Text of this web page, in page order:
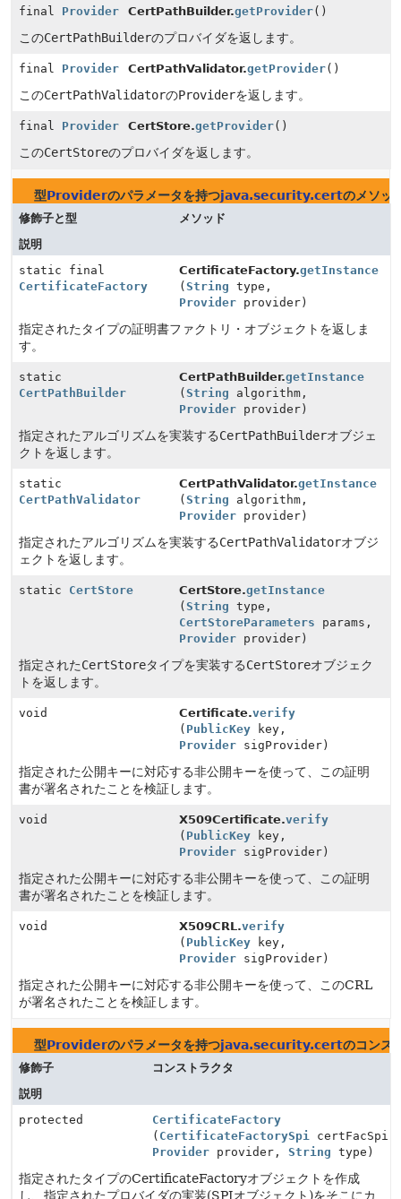
final Provider CertPathBuilder.getProvider()
このCertPathBuilderのプロバイダを返します。
final Provider CertPathValidator.getProvider()
このCertPathValidatorのProviderを返します。
final Provider CertStore.getProvider()
このCertStoreのプロバイダを返します。
型Providerのパラメータを持つjava.security.certのメソッ
修飾子と型
メソッド
説明
static final
CertificateFactory
CertificateFactory.getInstance
(String type,
Provider provider)
指定されたタイプの証明書ファクトリ・オブジェクトを返しま
す。
static
CertPathBuilder
CertPathBuilder.getInstance
(String algorithm,
Provider provider)
指定されたアルゴリズムを実装するCertPathBuilderオブジェ
クトを返します。
static
CertPathValidator
CertPathValidator.getInstance
(String algorithm,
Provider provider)
指定されたアルゴリズムを実装するCertPathValidatorオブジ
ェクトを返します。
static CertStore CertStore.getInstance
(String type,
CertStoreParameters params,
Provider provider)
指定されたCertStoreタイプを実装するCertStoreオブジェク
トを返します。
void Certificate.verify
( PublicKey key,
Provider sigProvider)
指定された公開キーに対応する非公開キーを使って、この証明
書が署名されたことを検証します。
void X509Certificate.verify
( PublicKey key,
Provider sigProvider)
指定された公開キーに対応する非公開キーを使って、この証明
書が署名されたことを検証します。
void X509CRL.verify
( PublicKey key,
Provider sigProvider)
指定された公開キーに対応する非公開キーを使って、このCRL
が署名されたことを検証します。
型Providerのパラメータを持つjava.security.certのコンス
修飾子
コンストラクタ
説明
protected
CertificateFactory
( CertificateFactorySpicertFacSpi,
Providerprovider, String type)
指定されたタイプのCertificateFactoryオブジェクトを作成
し、指定されたプロバイダの実装(SPIオブジェクト)をそこにカ